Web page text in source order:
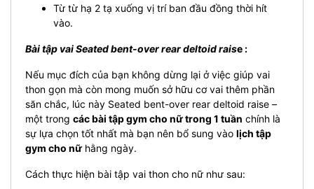
Từ từ hạ 2 tạ xuống vị trí ban đầu đồng thời hít
vào.
Bài tập vai Seated bent-over rear deltoid raise :
Nếu mục đích của bạn không dừng lại ở việc giúp vai
thon gọn mà còn mong muốn sở hữu cơ vai thêm phần
săn chắc, lúc này Seated bent-over rear deltoid raise –
một trong các bài tập gym cho nữ trong 1 tuần chính là
sự lựa chọn tốt nhất mà bạn nên bổ sung vào lịch tập
gym cho nữ hằng ngày.
Cách thực hiện bài tập vai thon cho nữ như sau: